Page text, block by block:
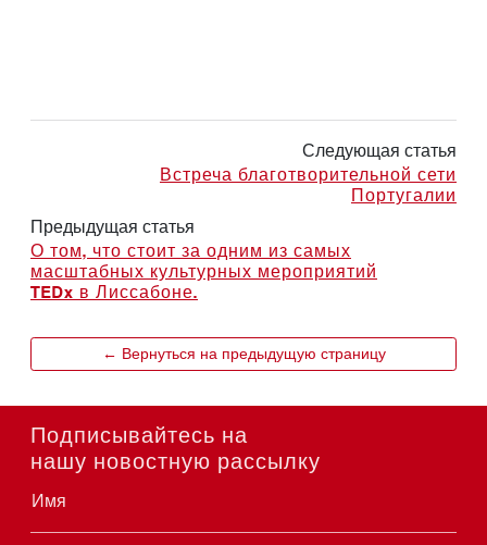
Следующая статья
Встреча благотворительной сети
Португалии
Предыдущая статья
О том, что стоит за одним из самых
масштабных культурных мероприятий
TEDx в Лиссабоне.
← Вернуться на предыдущую страницу
Подписывайтесь на
нашу новостную рассылку
Имя